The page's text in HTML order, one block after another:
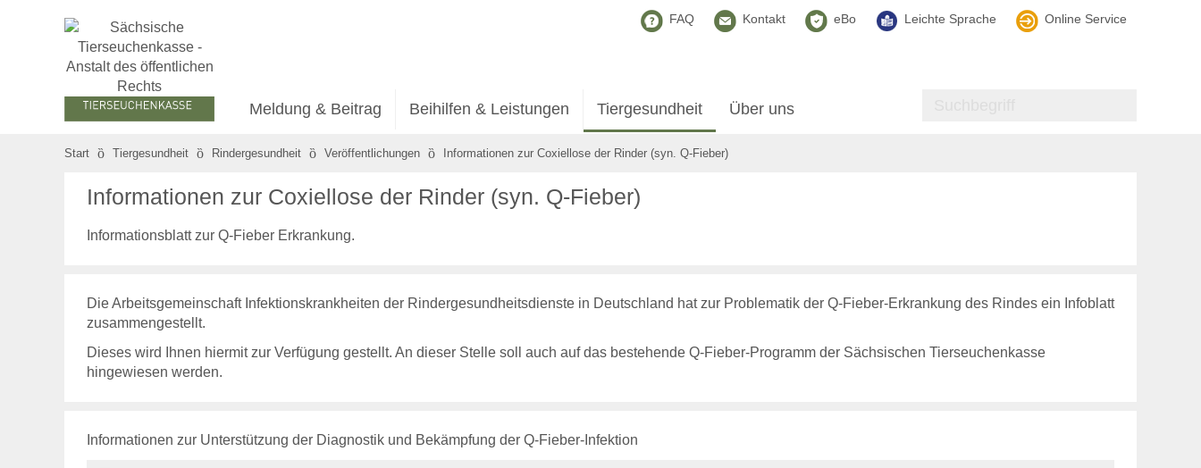
FAQ Kontakt eBo Leichte Sprache Online Service
Meldung & Beitrag Beihilfen & Leistungen Tiergesundheit Über uns
Start Tiergesundheit Rindergesundheit Veröffentlichungen Informationen zur Coxiellose der Rinder (syn. Q-Fieber)
Informationen zur Coxiellose der Rinder (syn. Q-Fieber)
Informationsblatt zur Q-Fieber Erkrankung.
Die Arbeitsgemeinschaft Infektionskrankheiten der Rindergesundheitsdienste in Deutschland hat zur Problematik der Q-Fieber-Erkrankung des Rindes ein Infoblatt
zusammengestellt.
Dieses wird Ihnen hiermit zur Verfügung gestellt. An dieser Stelle soll auch auf das bestehende Q-Fieber-Programm der Sächsischen Tierseuchenkasse
hingewiesen werden.
Informationen zur Unterstützung der Diagnostik und Bekämpfung der Q-Fieber-Infektion